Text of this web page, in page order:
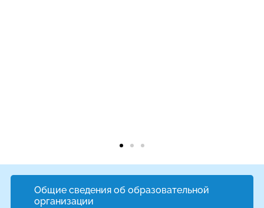
Общие сведения об образовательной
организации